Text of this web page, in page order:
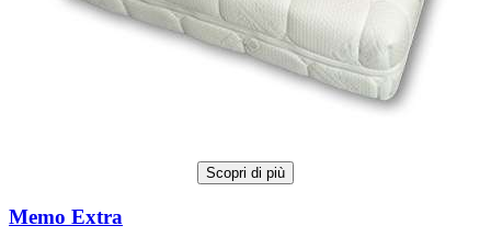
Scopri di più
Memo Extra